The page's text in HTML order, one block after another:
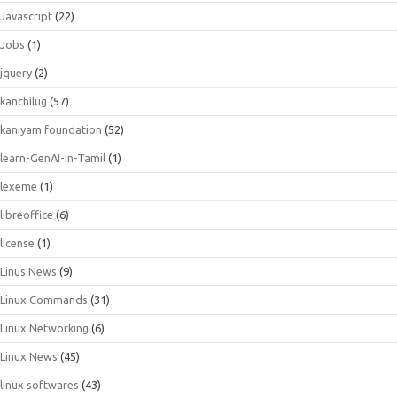
Javascript (22)
Jobs (1)
jquery (2)
kanchilug (57)
kaniyam foundation (52)
learn-GenAI-in-Tamil (1)
lexeme (1)
libreoffice (6)
license (1)
Linus News (9)
Linux Commands (31)
Linux Networking (6)
Linux News (45)
linux softwares (43)